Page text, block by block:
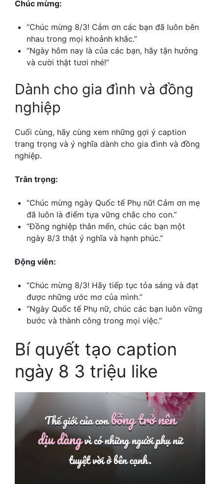
Chúc mừng:
“Chúc mừng 8/3! Cảm ơn các bạn đã luôn bên
nhau trong mọi khoảnh khắc.”
“Ngày hôm nay là của các bạn, hãy tận hưởng
và cười thật tươi nhé!”
Dành cho gia đình và đồng
nghiệp
Cuối cùng, hãy cùng xem những gợi ý caption
trang trọng và ý nghĩa dành cho gia đình và đồng
nghiệp.
Trân trọng:
“Chúc mừng ngày Quốc tế Phụ nữ! Cảm ơn mẹ
đã luôn là điểm tựa vững chắc cho con.”
“Đồng nghiệp thân mến, chúc các bạn một
ngày 8/3 thật ý nghĩa và hạnh phúc.”
Động viên:
“Chúc mừng 8/3! Hãy tiếp tục tỏa sáng và đạt
được những ước mơ của mình.”
“Ngày Quốc tế Phụ nữ, chúc các bạn luôn vững
bước và thành công trong mọi việc.”
Bí quyết tạo caption
ngày 8 3 triệu like